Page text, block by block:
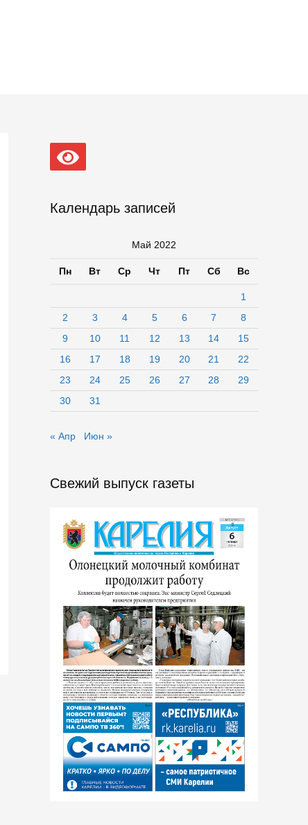
Календарь записей
Май 2022
Пн Вт Ср Чт Пт Сб Вс
1
2
3 4 5 6 7
8
9
10 11 12 13 14
15
16
17 18 19 20 21
22
23
24 25 26 27 28
29
30
31
« Апр Июн »
Свежий выпуск газеты